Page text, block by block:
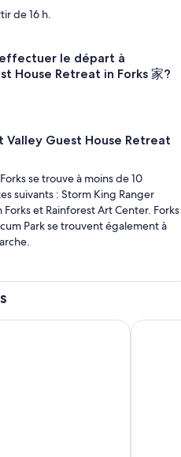
de 16 h.
le départ à
House Retreat in Forks 家?
Valley Guest House Retreat
se trouve à moins de 10
suivants : Storm King Ranger
et Rainforest Art Center. Forks
Park se trouvent également à
The